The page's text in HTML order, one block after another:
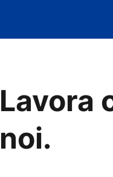
Lavora
noi.